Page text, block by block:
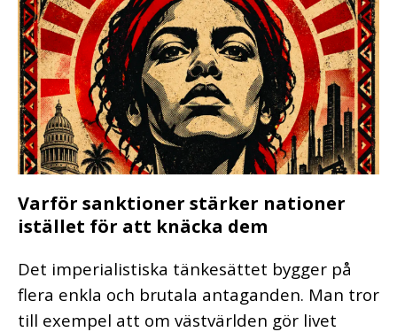
Varför sanktioner stärker nationer
istället för att knäcka dem
Det imperialistiska tänkesättet bygger på
flera enkla och brutala antaganden. Man tror
till exempel att om västvärlden gör livet